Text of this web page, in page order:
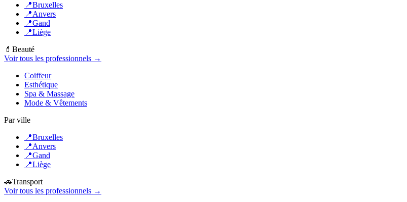
📍Bruxelles
📍Anvers
📍Gand
📍Liège
💄 Beauté
Voir tous les professionnels →
Coiffeur
Esthétique
Spa & Massage
Mode & Vêtements
Par ville
📍Bruxelles
📍Anvers
📍Gand
📍Liège
🚗Transport
Voir tous les professionnels →